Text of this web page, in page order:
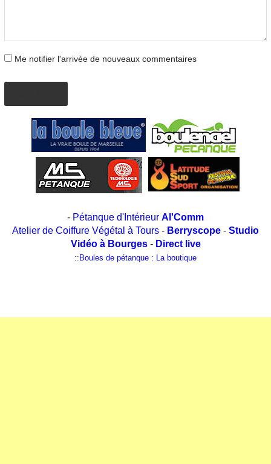
Me notifier l'arrivée de nouveaux commentaires
- Pétanque d'Intérieur Al'Comm
Atelier de Coiffure Végétal à Tours - Berryscope - Studio
Vidéo à Bourges- Direct live
:: Boules de pétanque : La boutique